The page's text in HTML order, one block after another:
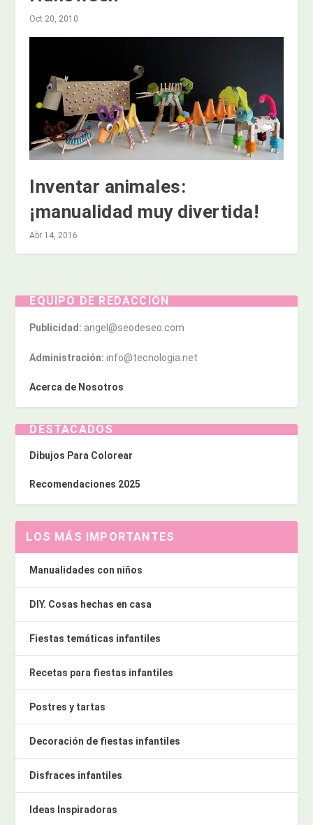
Oct 20, 2010
Inventar animales:
¡manualidad muy divertida!
Abr 14, 2016
EQUIPO DE REDACCIÓN
Publicidad: angel@seodeseo.com
Administración: info@tecnologia.net
Acerca de Nosotros
DESTACADOS
Dibujos Para Colorear
Recomendaciones 2025
LOS MÁS IMPORTANTES
Manualidades con niños
DIY. Cosas hechas en casa
Fiestas temáticas infantiles
Recetas para fiestas infantiles
Postres y tartas
Decoración de fiestas infantiles
Disfraces infantiles
Ideas Inspiradoras